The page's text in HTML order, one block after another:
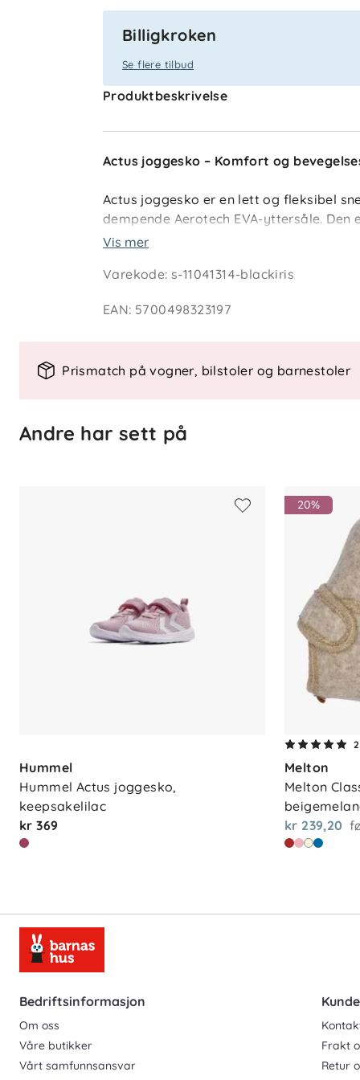
Billigkroken
Se flere tilbud
Produktbeskrivelse
Actus joggesko – Komfort og
Actus joggesko er en lett og fleksibel
dempende Aerotech EVA-yttersåle.
borrelåslukking gjør skoen enkel å ta
Elastiske lisser og borrelås
Aerotech EVA-yttersåle – Lett
: Rengjøres med
Actus joggesko gir små føtter komfort
Vis mer
Varekode:s-11041314-blackiris
EAN: 5700498323197
Prismatch på vogner, bilstoler og barnestoler
Andre har sett på
Hummel
Hummel Actus joggesko,
keepsakelilac
kr 369
20%
2
Melton
Melton
kr 239,20
Bedriftsinformasjon
Om oss
Våre butikker
Vårt samfunnsansvar
Frakt
Retur